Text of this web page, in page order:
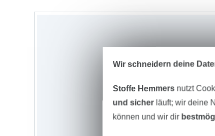
Wir schneidern deine
Stoffe Hemmers nutzt
und sicherläuft; wir deine
können und wir dir